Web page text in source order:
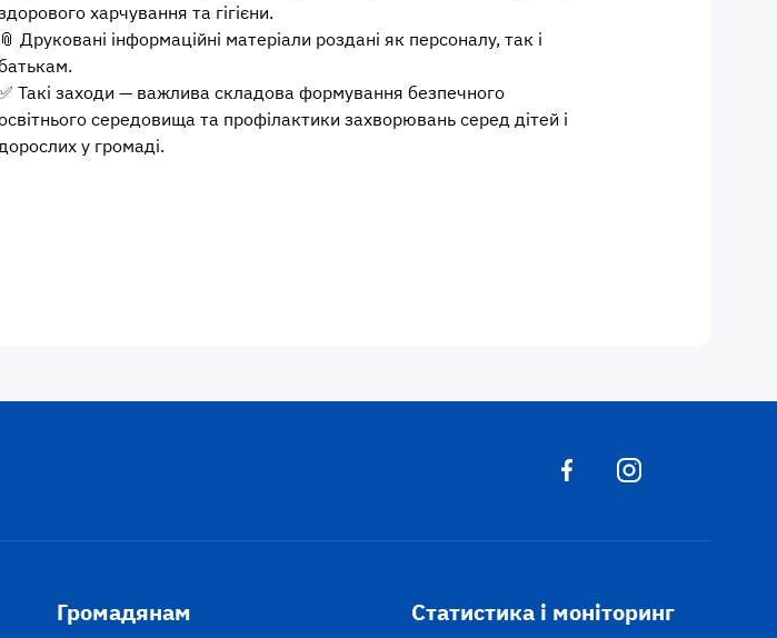
харчування та гігієни.
📎 Друковані інформаційні матеріали роздані як персоналу, так і
Такі заходи — важлива складова формування безпечного
середовища та профілактики захворювань серед дітей і
у громаді.
Громадянам Статистика і моніторинг